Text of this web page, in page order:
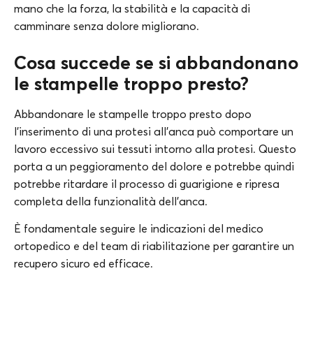
mano che la forza, la stabilità e la capacità di
camminare senza dolore migliorano.
Cosa succede se si abbandonano
le stampelle troppo presto?
Abbandonare le stampelle troppo presto dopo
l’inserimento di una protesi all’anca può comportare un
lavoro eccessivo sui tessuti intorno alla protesi. Questo
porta a un peggioramento del dolore e potrebbe quindi
potrebbe ritardare il processo di guarigione e ripresa
completa della funzionalità dell’anca.
È fondamentale seguire le indicazioni del medico
ortopedico e del team di riabilitazione per garantire un
recupero sicuro ed efficace.